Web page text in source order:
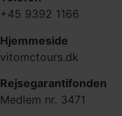
+45 9392 1166
Hjemmeside
vitomctours.dk
Rejsegarantifonden
Medlem nr. 3471